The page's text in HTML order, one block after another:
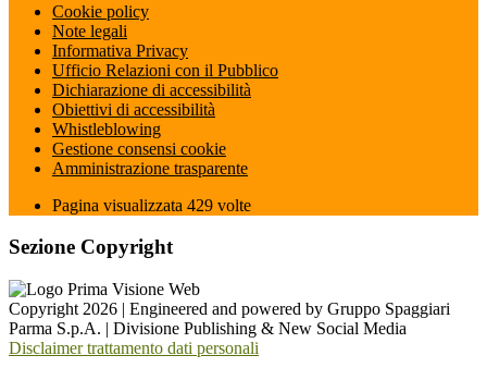
Cookie policy
Note legali
Informativa Privacy
Ufficio Relazioni con il Pubblico
Dichiarazione di accessibilità
Obiettivi di accessibilità
Whistleblowing
Gestione consensi cookie
Amministrazione trasparente
Pagina visualizzata 429 volte
Sezione Copyright
Copyright 2026 | Engineered and powered by Gruppo Spaggiari
Parma S.p.A. | Divisione Publishing & New Social Media
Disclaimer trattamento dati personali